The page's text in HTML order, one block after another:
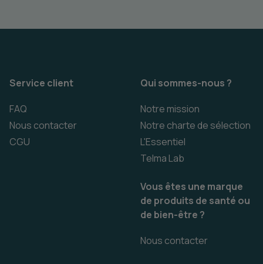
Service client
FAQ
Nous contacter
CGU
Qui sommes-nous ?
Notre mission
Notre charte de sélection
L'Essentiel
Telma Lab
Vous êtes une marque
de produits de santé ou
de bien-être ?
Nous contacter